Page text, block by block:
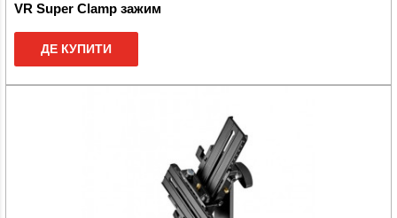
VR Super Clamp зажим
ДЕ КУПИТИ